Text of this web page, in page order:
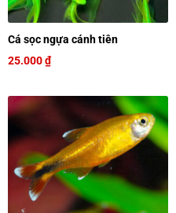
Cá sọc ngựa cánh tiên
25.000₫